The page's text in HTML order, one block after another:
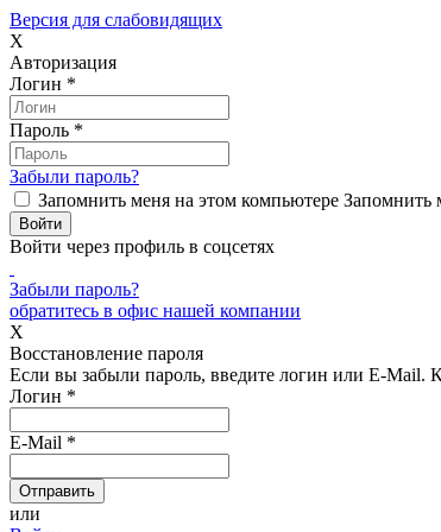
Версия для слабовидящих
X
Авторизация
Логин *
Пароль *
Забыли пароль?
Запомнить меня на этом компьютере Запомнить
Войти через профиль в соцсетях
Забыли пароль?
обратитесь в офис нашей компании
X
Восстановление пароля
Если вы забыли пароль, введите логин или E-Mail.
Логин *
E-Mail *
или